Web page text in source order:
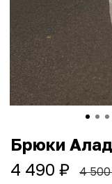
Брюки
4 490 ₽
4